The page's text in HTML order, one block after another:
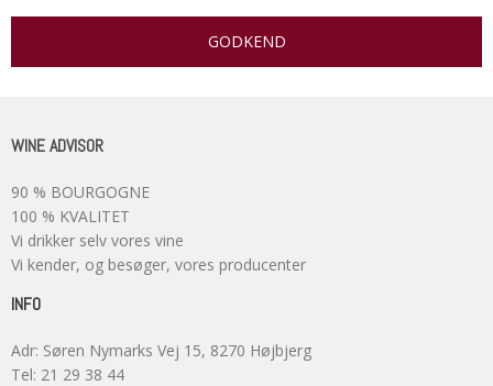
GODKEND
WINE ADVISOR
90 % BOURGOGNE
100 % KVALITET
Vi drikker selv vores vine
Vi kender, og besøger, vores producenter
INFO
Adr: Søren Nymarks Vej 15, 8270 Højbjerg
Tel: 21 29 38 44